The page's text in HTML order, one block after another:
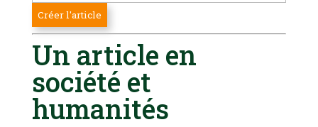
Un article en
société et
humanités